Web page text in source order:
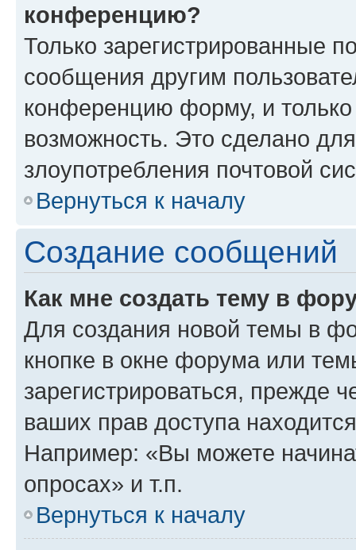
конференцию?
Только зарегистрированные
сообщения другим
конференцию форму, и
возможность. Это сделано
злоупотребления почтовой
Вернуться к началу
Создание сообщений
Как мне создать тему в
Для создания новой темы в
кнопке в окне форума или
зарегистрироваться, прежде
ваших прав доступа
Например: «Вы можете
опросах» и т.п.
Вернуться к началу